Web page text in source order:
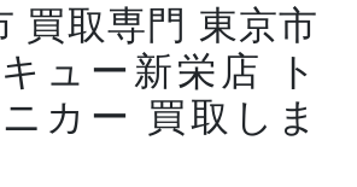
買取専門 東京市
ュー新栄店 ト
カー 買取しま